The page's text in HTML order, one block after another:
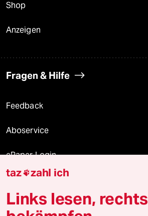
Shop
Anzeigen
Fragen & Hilfe
Feedback
Aboservice
ePaper Login
Downloads für Abonnierende
taz zahl ich
Links lesen, rechts